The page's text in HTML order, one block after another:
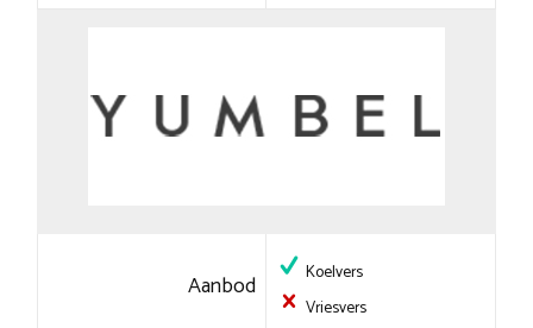
Aanbod
Koelvers
Vriesvers